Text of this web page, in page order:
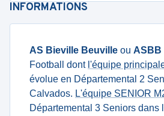
INFORMATIONS
AS Bieville Beuville ou ASBB
Football dont l'équipe
évolue en Départemental 2
Calvados. L'équipe SENIOR
Départemental 3 Seniors dans